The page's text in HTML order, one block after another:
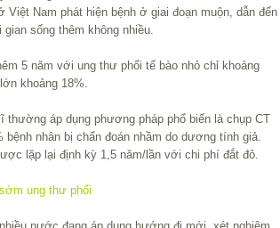
Việt Nam phát hiện bệnh ở giai đoạn muộn, dẫn đến
sống thêm không nhiều.
5 năm với ung thư phổi tế bào nhỏ chỉ khoảng
khoảng 18%.
thường áp dụng phương pháp phổ biến là chụp CT
nhân bị chẩn đoán nhầm do dương tính giả.
lặp lại định kỳ 1,5 năm/lần với chi phí đắt đỏ.
ung thư phổi